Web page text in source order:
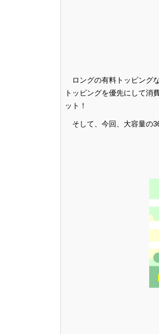
ロングの有料トッピング
トッピングを優先にして消
ット！
そして、今回、大容量の